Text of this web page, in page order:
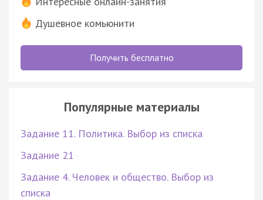
Душевное комьюнити
Получить бесплатно
Популярные материалы
Задание 11. Политика. Выбор из списка
Задание 21
Задание 4. Человек и общество. Выбор из
списка